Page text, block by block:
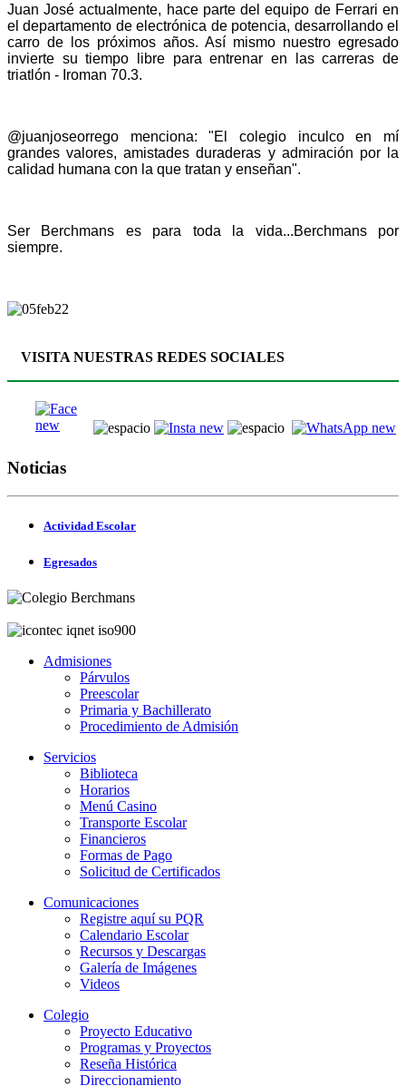
Juan José actualmente, hace parte del equipo de Ferrari en
el departamento de electrónica de potencia, desarrollando el
carro de los próximos años. Así mismo nuestro egresado
invierte su tiempo libre para entrenar en las carreras de
triatlón - Iroman 70.3.
@juanjoseorrego menciona: "El colegio inculco en mí
grandes valores, amistades duraderas y admiración por la
calidad humana con la que tratan y enseñan".
Ser Berchmans es para toda la vida...Berchmans por
siempre.
VISITA NUESTRAS REDES SOCIALES
Noticias
Actividad Escolar
Egresados
Admisiones
Párvulos
Preescolar
Primaria y Bachillerato
Procedimiento de Admisión
Servicios
Biblioteca
Horarios
Menú Casino
Transporte Escolar
Financieros
Formas de Pago
Solicitud de Certificados
Comunicaciones
Registre aquí su PQR
Calendario Escolar
Recursos y Descargas
Galería de Imágenes
Videos
Colegio
Proyecto Educativo
Programas y Proyectos
Reseña Histórica
Direccionamiento